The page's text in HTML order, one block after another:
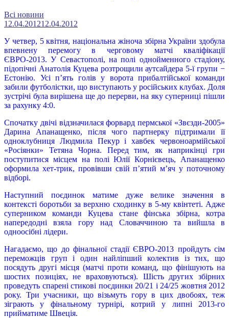
Всі новини
12.04.201212.04.2012
У четвер, 5 квітня, національна жіноча збірна України здобула
впевнену перемогу в черговому матчі кваліфікації
ЄВРО-2013. У Севастополі, на полі однойменного стадіону,
підопічні Анатолія Куцева розтрощили аутсайдера 5-ї групи −
Естонію. Усі п’ять голів у ворота прибалтійської команди
забили футболістки, що виступають у російських клубах. Доля
зустрічі була вирішена ще до перерви, на яку суперниці пішли
за рахунку 4:0.
Спочатку двічі відзначилася форвард пермської «Звєзди-2005»
Дарина Апанащенко, після чого партнерку підтримали її
одноклубниця Людмила Пекур і хавбек червоноармійської
«Росіянки» Тетяна Чорна. Перед тим, як наприкінці гри
поступитися місцем на полі Юлії Корнієвець, Апанащенко
оформила хет-трик, провівши свій п’ятий м’яч у поточному
відборі.
Наступний поєдинок матиме дуже велике значення в
контексті боротьби за верхню сходинку в 5-му квінтеті. Адже
суперником команди Куцева стане фінська збірна, котра
напередодні взяла гору над Словаччиною та вийшла в
одноосібні лідери.
Нагадаємо, що до фінальної стадії ЄВРО-2013 пройдуть сім
переможців груп і один найліпший колектив із тих, що
посядуть другі місця (матчі проти команд, що фінішують на
шостих позиціях, не враховуються). Шість других збірних
проведуть спарені стикові поєдинки 20/21 і 24/25 жовтня 2012
року. Три учасники, що візьмуть гору в цих двобоях, теж
зіграють у фінальному турнірі, котрий у липні 2013-го
прийматиме Швеція.